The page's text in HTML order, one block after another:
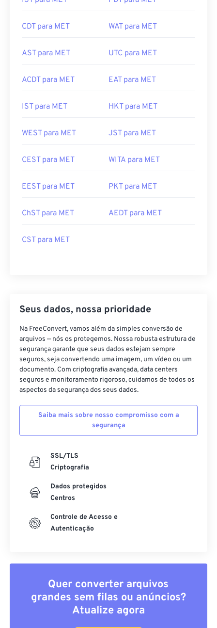
CDT para MET WAT para MET
AST para MET UTC para MET
ACDT para MET EAT para MET
IST para MET HKT para MET
WEST para MET JST para MET
CEST para MET WITA para MET
EEST para MET PKT para MET
ChST para MET AEDT para MET
CST para MET
Seus dados, nossa prioridade
Na FreeConvert, vamos além da simples conversão de
arquivos — nós os protegemos. Nossa robusta estrutura de
segurança garante que seus dados estejam sempre
seguros, seja convertendo uma imagem, um vídeo ou um
documento. Com criptografia avançada, data centers
seguros e monitoramento rigoroso, cuidamos de todos os
aspectos da segurança dos seus dados.
Saiba mais sobre nosso compromisso com a
segurança
SSL/TLS
Criptografia
Dados protegidos
Centros
Controle de Acesso e
Autenticação
Quer converter arquivos
grandes sem filas ou anúncios?
Atualize agora